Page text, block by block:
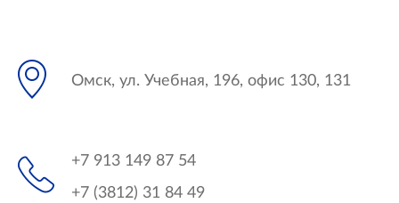
Омск, ул. Учебная, 196, офис 130, 131
+7 913 149 87 54
+7 (3812) 31 84 49